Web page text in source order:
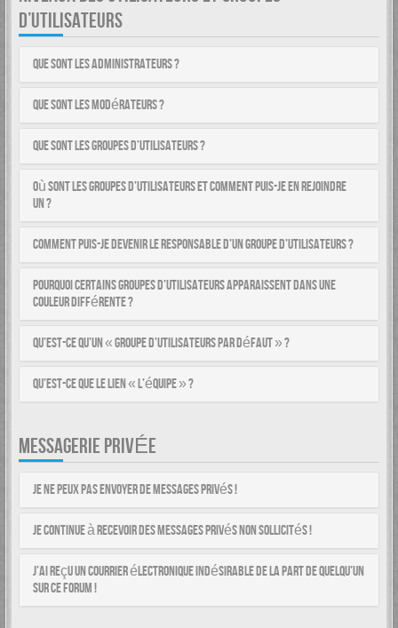
D’UTILISATEURS
Que sont les administrateurs ?
Que sont les modérateurs ?
Que sont les groupes d’utilisateurs ?
Où sont les groupes d’utilisateurs et comment puis-je en rejoindre
un ?
Comment puis-je devenir le responsable d’un groupe d’utilisateurs ?
Pourquoi certains groupes d’utilisateurs apparaissent dans une
couleur différente ?
Qu’est-ce qu’un « groupe d’utilisateurs par défaut » ?
Qu’est-ce que le lien « L’équipe » ?
MESSAGERIE PRIVÉE
Je ne peux pas envoyer de messages privés !
Je continue à recevoir des messages privés non sollicités !
J’ai reçu un courrier électronique indésirable de la part de quelqu’un
sur ce forum !